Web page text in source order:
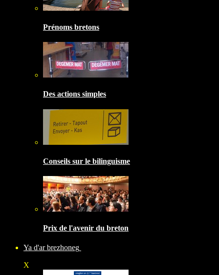
Prénoms bretons
Des actions simples
Conseils sur le bilinguisme
Prix de l'avenir du breton
Ya d'ar brezhoneg
X